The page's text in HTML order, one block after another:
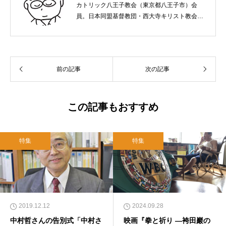
カトリック八王子教会（東京都八王子市）会
員。日本同盟基督教団・西大寺キリスト教会
れ。関西学院大学社会学部卒業。９０年代、い
て、雜賀編集工房として独立。
前の記事 次の記事
この記事もおすすめ
特集
2019.12.12
中村哲さんの告別式「中村さ
特集
2024.09.28
映画『拳と祈り ―袴田巖の